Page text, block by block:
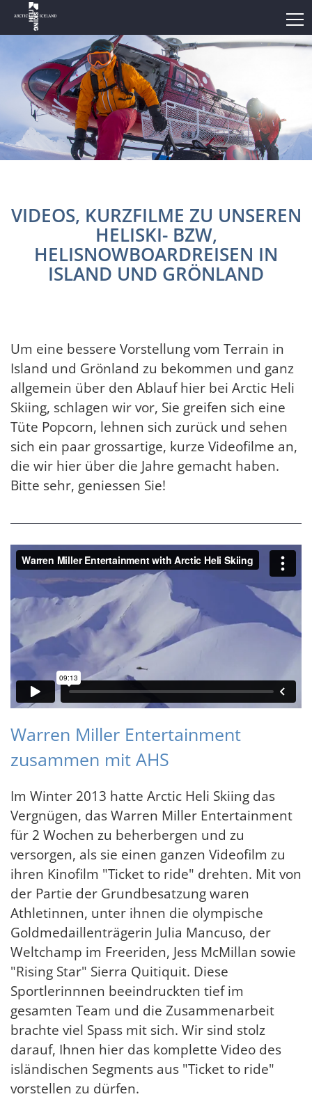
VIDEOS, KURZFILME ZU UNSEREN
HELISKI- BZW,
HELISNOWBOARDREISEN IN
ISLAND UND GRÖNLAND
Um eine bessere Vorstellung vom Terrain in
Island und Grönland zu bekommen und ganz
allgemein über den Ablauf hier bei Arctic Heli
Skiing, schlagen wir vor, Sie greifen sich eine
Tüte Popcorn, lehnen sich zurück und sehen
sich ein paar grossartige, kurze Videofilme an,
die wir hier über die Jahre gemacht haben.
Bitte sehr, geniessen Sie!
Warren Miller Entertainment
zusammen mit AHS
Im Winter 2013 hatte Arctic Heli Skiing das
Vergnügen, das Warren Miller Entertainment
für 2 Wochen zu beherbergen und zu
versorgen, als sie einen ganzen Videofilm zu
ihren Kinofilm "Ticket to ride" drehten. Mit von
der Partie der Grundbesatzung waren
Athletinnen, unter ihnen die olympische
Goldmedaillenträgerin Julia Mancuso, der
Weltchamp im Freeriden, Jess McMillan sowie
"Rising Star" Sierra Quitiquit. Diese
Sportlerinnnen beeindruckten tief im
gesamten Team und die Zusammenarbeit
brachte viel Spass mit sich. Wir sind stolz
darauf, Ihnen hier das komplette Video des
isländischen Segments aus "Ticket to ride"
vorstellen zu dürfen.